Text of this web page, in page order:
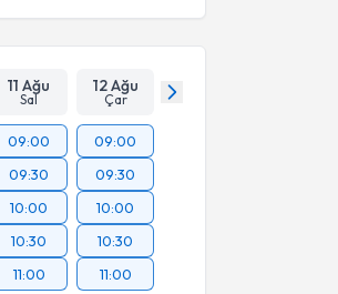
11 Ağu
Sal
12 Ağu
Çar
09:00
09:30
10:00
10:30
11:00
09:00
09:30
10:00
10:30
11:00